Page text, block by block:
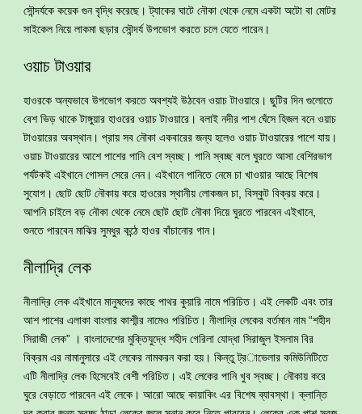
সৌন্দর্যকে কয়েক গুন বৃদ্ধি করেছে। ট্যাকের ঘাটে নৌকা থেকে নেমে একটা অটো বা মোটর
সাইকেল নিয়ে লাকমা ছড়ার সৌন্দর্য উপভোগ করতে চলে যেতে পারেন।
ওয়াচ টাওয়ার
হাওরকে অন্যভাবে উপভোগ করতে অবশ্যই উঠবেন ওয়াচ টাওয়ারে। ছুটির দিন গুলোতে
বেশ ভিড় থাকে টাঙ্গুয়ার হাওরের ওয়াচ টাওয়ারে। বলাই নদীর পাশ ঘেঁসে হিজল বনে ওয়াচ
টাওয়ারের অবস্থান। প্রায় সব নৌকা একবারের জন্য হলেও ওয়াচ টাওয়ারের পাশে যায়।
ওয়াচ টাওয়ারের আশে পাশের পানি বেশ স্বচ্ছ। পানি স্বচ্ছ বলে ঘুরতে আসা বেশিরভাগ
পর্যটকই এইখানে গোসল সেরে নেন। এইখানে পানিতে নেমে চা খাওয়ার আছে বিশেষ
সুযোগ। ছোট ছোট নৌকায় করে হাওরের স্থানীয় লোকজন চা, বিস্কুট বিক্রয় করে।
আপনি চাইলে বড় নৌকা থেকে নেমে ছোট ছোট নৌকা দিয়ে ঘুরতে পারবেন এইখানে,
শুনতে পারবেন মাঝির সুমধুর কন্ঠে হাওর বাঁচানোর গান।
নীলাদ্রি লেক
নীলাদ্রি লেক এইখানে মানুষদের কাছে পাথর কুয়ারি নামে পরিচিত। এই লেকটি এবং তার
আশ পাশের এলাকা বাংলার কাশ্মীর নামেও পরিচিত। নীলাদ্রি লেকের বর্তমান নাম “শহীদ
সিরাজী লেক” । বাংলাদেশের মুক্তিযুদ্ধে শহীদ গেরিলা যোদ্ধা সিরাজুল ইসলাম বির
বিক্রম এর নামানুসারে এই লেকের নামকরন করা হয়। কিন্তু ট্রাভেলার কমিউনিটিতে
এটি নীলাদ্রি লেক হিসেবেই বেশী পরিচিত। এই লেকের পানি খুব স্বচ্ছ। নৌকায় করে
ঘুরে বেড়াতে পারবেন এই লেকে। আরো আছে কায়াকিং এর বিশেষ ব্যাবস্থা। ক্লান্তি